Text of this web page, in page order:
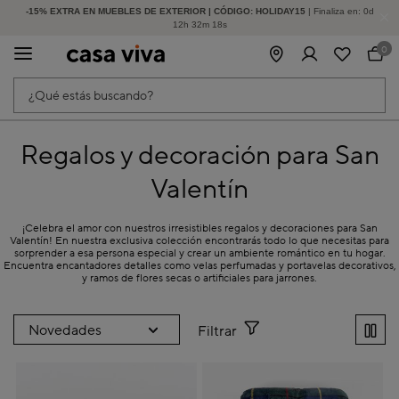
-15% EXTRA EN MUEBLES DE EXTERIOR | CÓDIGO: HOLIDAY15 | Finaliza en: 0d
12h 32m 18s
HASTA -60% DE DESCUENTO | SEGUNDAS REBAJAS
¿Qué estás buscando?
0
Regalos y decoración para San
Valentín
¡Celebra el amor con nuestros irresistibles regalos y decoraciones para San
Valentín! En nuestra exclusiva colección encontrarás todo lo que necesitas para
sorprender a esa persona especial y crear un ambiente romántico en tu hogar.
Encuentra encantadores detalles como velas perfumadas y portavelas decorativos,
y ramos de flores secas o artificiales para jarrones.
Filtrar